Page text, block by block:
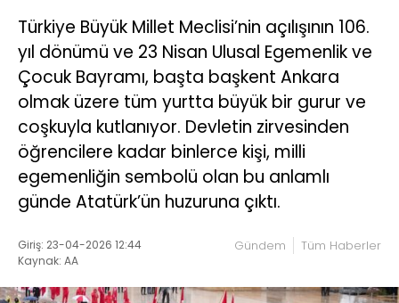
Türkiye Büyük Millet Meclisi’nin açılışının 106.
yıl dönümü ve 23 Nisan Ulusal Egemenlik ve
Çocuk Bayramı, başta başkent Ankara
olmak üzere tüm yurtta büyük bir gurur ve
coşkuyla kutlanıyor. Devletin zirvesinden
öğrencilere kadar binlerce kişi, milli
egemenliğin sembolü olan bu anlamlı
günde Atatürk’ün huzuruna çıktı.
Giriş: 23-04-2026 12:44
Kaynak: AA
Gündem Tüm Haberler